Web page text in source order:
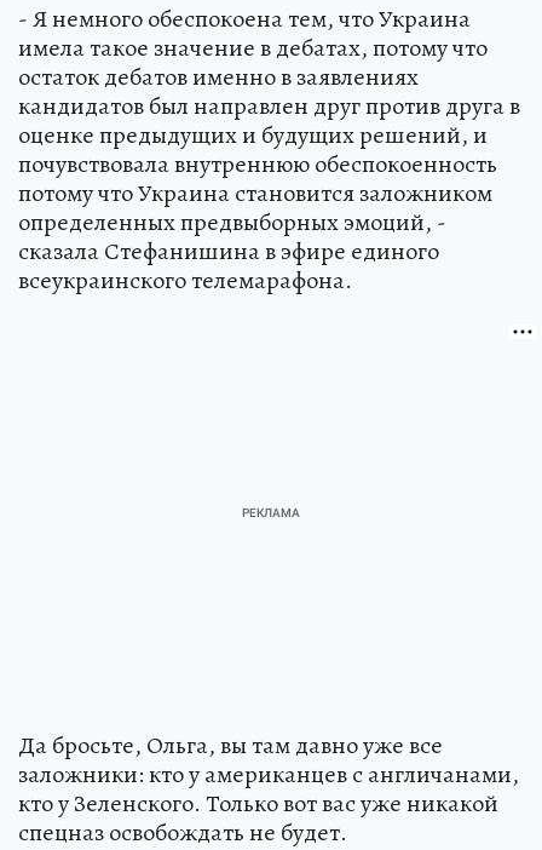
- Я немного обеспокоена тем, что Украина
имела такое значение в дебатах, потому что
остаток дебатов именно в заявлениях
кандидатов был направлен друг против друга в
оценке предыдущих и будущих решений, и
почувствовала внутреннюю обеспокоенность
потому что Украина становится заложником
определенных предвыборных эмоций, -
сказала Стефанишина в эфире единого
всеукраинского телемарафона.
Да бросьте, Ольга, вы там давно уже все
заложники: кто у американцев с англичанами,
кто у Зеленского. Только вот вас уже никакой
спецназ освобождать не будет.